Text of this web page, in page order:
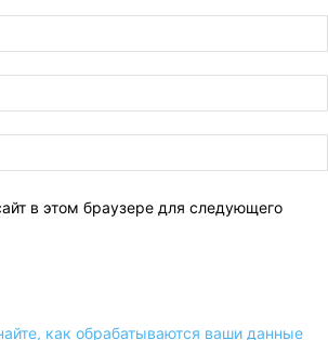
в этом браузере для следующего
как обрабатываются ваши данные